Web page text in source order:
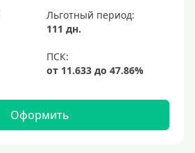
Льготный период:
111 дн.
Оформить